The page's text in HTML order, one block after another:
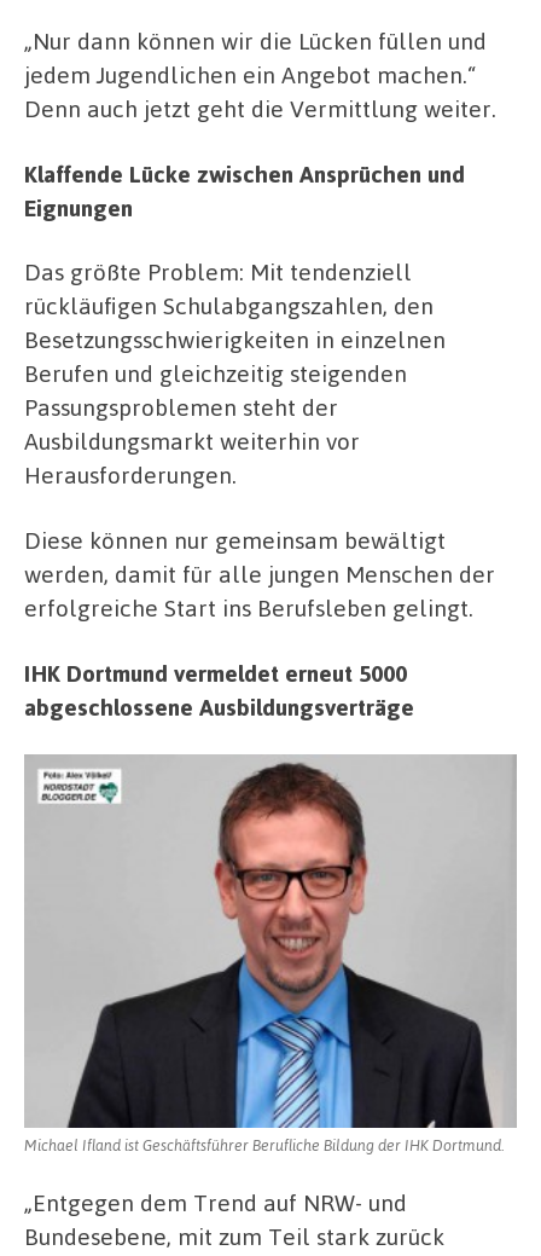
„Nur dann können wir die Lücken füllen und
jedem Jugendlichen ein Angebot machen.“
Denn auch jetzt geht die Vermittlung weiter.
Klaffende Lücke zwischen Ansprüchen und
Eignungen
Das größte Problem: Mit tendenziell
rückläufigen Schulabgangszahlen, den
Besetzungsschwierigkeiten in einzelnen
Berufen und gleichzeitig steigenden
Passungsproblemen steht der
Ausbildungsmarkt weiterhin vor
Herausforderungen.
Diese können nur gemeinsam bewältigt
werden, damit für alle jungen Menschen der
erfolgreiche Start ins Berufsleben gelingt.
IHK Dortmund vermeldet erneut 5000
abgeschlossene Ausbildungsverträge
Michael Ifland ist Geschäftsführer Berufliche Bildung der IHK Dortmund.
„Entgegen dem Trend auf NRW- und
Bundesebene, mit zum Teil stark zurück